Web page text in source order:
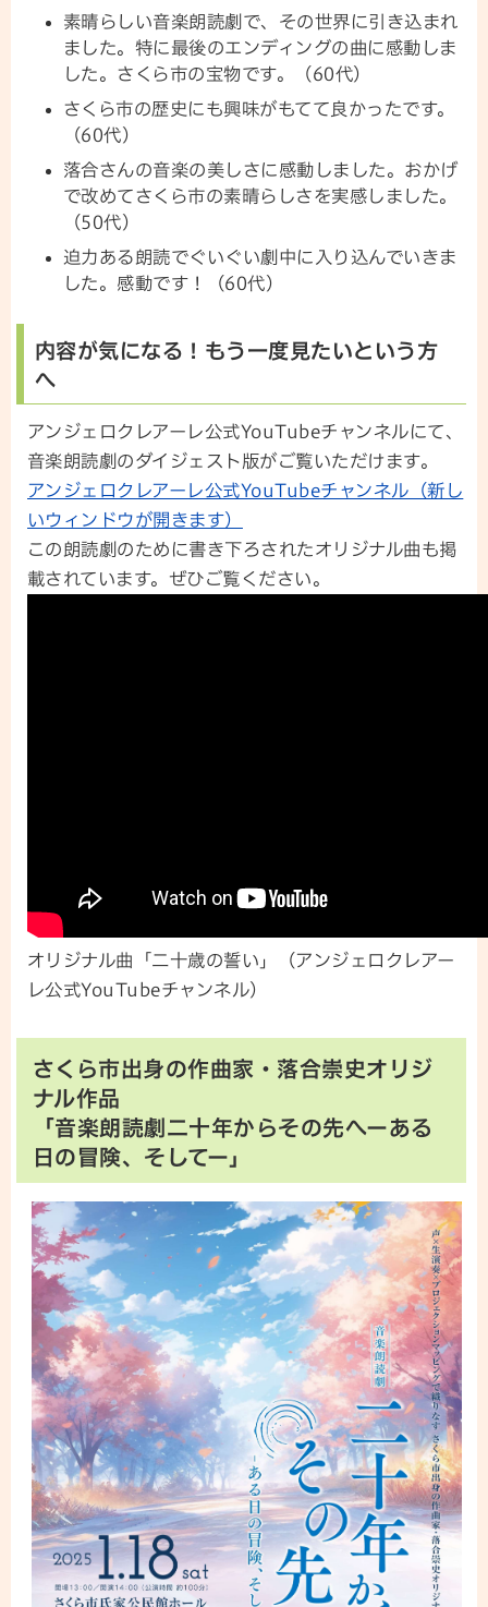
素晴らしい音楽朗読劇で、その世界に引き込まれ
ました。特に最後のエンディングの曲に感動しま
した。さくら市の宝物です。（60代）
さくら市の歴史にも興味がもてて良かったです。
（60代）
落合さんの音楽の美しさに感動しました。おかげ
で改めてさくら市の素晴らしさを実感しました。
（50代）
迫力ある朗読でぐいぐい劇中に入り込んでいきま
した。感動です！（60代）
内容が気になる！もう一度見たいという方
へ
アンジェロクレアーレ公式YouTubeチャンネルにて、
音楽朗読劇のダイジェスト版がご覧いただけます。
アンジェロクレアーレ公式YouTubeチャンネル（新し
いウィンドウが開きます）
この朗読劇のために書き下ろされたオリジナル曲も掲
載されています。ぜひご覧ください。
オリジナル曲「二十歳の誓い」（アンジェロクレアー
レ公式YouTubeチャンネル）
さくら市出身の作曲家・落合崇史オリジ
ナル作品
「音楽朗読劇二十年からその先へーある
日の冒険、そしてー」